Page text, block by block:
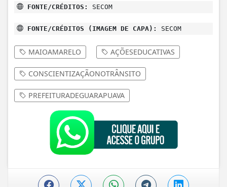
FONTE/CRÉDITOS: SECOM
FONTE/CRÉDITOS (IMAGEM DE CAPA): SECOM
MAIOAMARELO AÇÕESEDUCATIVAS
CONSCIENTIZAÇÃONOTRÂNSITO
PREFEITURADEGUARAPUAVA